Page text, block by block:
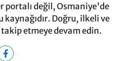
portalı değil, Osmaniye'de
Doğru, ilkeli ve
etmeye devam edin.